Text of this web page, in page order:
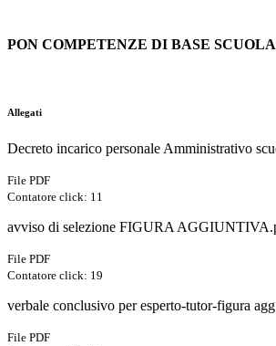
PON COMPETENZE DI BASE
Allegati
Decreto incarico personale Amministrativo
File PDF
Contatore click: 11
avviso di selezione FIGURA
File PDF
Contatore click: 19
verbale conclusivo per esperto-tutor-figura
File PDF